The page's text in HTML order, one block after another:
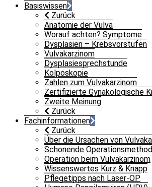
Basiswissen
Zurück
Anatomie der Vulva
Worauf achten? Symptome
Dysplasien – Krebsvorstufen
Vulvakarzinom
Dysplasiesprechstunde
Kolposkopie
Zahlen zum Vulvakarzinom
Zertifizierte Gynäkologische
Zweite Meinung
Zurück
Fachinformationen
Zurück
Über die Ursachen von
Schonende
Operation beim Vulvakarzinom
Wissenswertes Kurz & Knapp
Pflegetipps nach Laser-OP